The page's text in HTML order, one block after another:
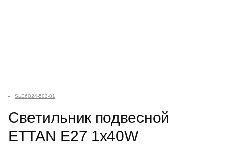
SLE6024-503-01
Светильник подвесной
ETTAN E27 1х40W